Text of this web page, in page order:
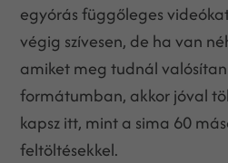
egyórás függőleges
végig szívesen, de ha van
amiket meg tudnál
formátumban, akkor jóval
kapsz itt, mint a sima 60
feltöltésekkel.